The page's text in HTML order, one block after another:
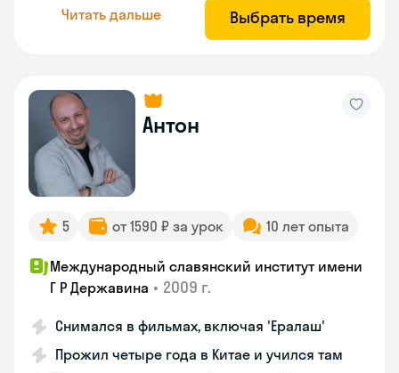
Читать дальше Выбрать время
Антон
5 от 1590 ₽ за урок 10 лет опыта
Международный славянский институт имени
Г Р Державина • 2009 г.
Снимался в фильмах, включая 'Ералаш'
Прожил четыре года в Китае и учился там